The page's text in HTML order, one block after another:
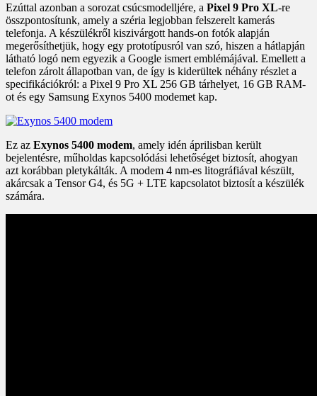
Ezúttal azonban a sorozat csúcsmodelljére, a Pixel 9 Pro XL-re
összpontosítunk, amely a széria legjobban felszerelt kamerás
telefonja. A készülékről kiszivárgott hands-on fotók alapján
megerősíthetjük, hogy egy prototípusról van szó, hiszen a hátlapján
látható logó nem egyezik a Google ismert emblémájával. Emellett a
telefon zárolt állapotban van, de így is kiderültek néhány részlet a
specifikációkról: a Pixel 9 Pro XL 256 GB tárhelyet, 16 GB RAM-
ot és egy Samsung Exynos 5400 modemet kap.
Ez az Exynos 5400 modem, amely idén áprilisban került
bejelentésre, műholdas kapcsolódási lehetőséget biztosít, ahogyan
azt korábban pletykálták. A modem 4 nm-es litográfiával készült,
akárcsak a Tensor G4, és 5G + LTE kapcsolatot biztosít a készülék
számára.